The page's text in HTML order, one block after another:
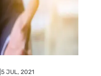
5 JUL, 2021